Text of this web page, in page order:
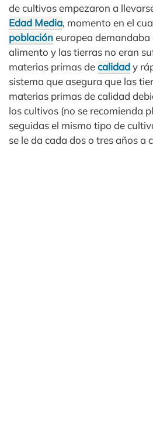
de cultivos empezaron a
Edad Media, momento en el
poblacióneuropea demandaba
alimento y las tierras no eran
materias primas decalidady
sistema que asegura que las
materias primas de calidad
los cultivos (no se recomienda
seguidas el mismo tipo de
se le da cada dos o tres años a